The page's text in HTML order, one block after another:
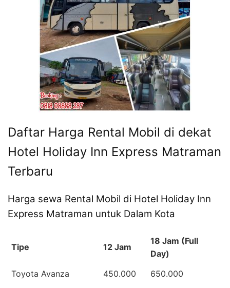
Daftar Harga Rental Mobil di dekat
Hotel Holiday Inn Express Matraman
Terbaru
Harga sewa Rental Mobil di Hotel Holiday Inn
Express Matraman untuk Dalam Kota
Tipe 12 Jam
18 Jam (Full
Day)
Toyota Avanza
450.000
650.000